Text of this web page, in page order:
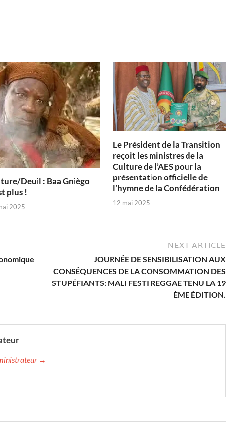
Deuil : Baa Gniègo
plus !
2025
Le Président de la Transition
reçoit les ministres de la
Culture de l’AES pour la
présentation officielle de
l’hymne de la Confédération
12 mai 2025
NEXT ARTICLE
JOURNÉE DE SENSIBILISATION AUX
CONSÉQUENCES DE LA CONSOMMATION DES
STUPÉFIANTS: MALI FESTI REGGAE TENU LA 19
ÈME ÉDITION.
→